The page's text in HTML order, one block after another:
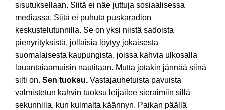
sisutuksellaan. Siitä ei näe juttuja sosiaalisessa
mediassa. Siitä ei puhuta puskaradion
keskustelutunnilla. Se on yksi niistä sadoista
pienyrityksistä, jollaisia löytyy jokaisesta
suomalaisesta kaupungista, joissa kahvia ulkosalla
lauantaiaamuisin nautitaan. Mutta jotakin jännää siinä
silti on. Sen tuoksu. Vastajauhetuista pavuista
valmistetun kahvin tuoksu leijailee sieraimiin sillä
sekunnilla, kun kulmalta käännyn. Paikan päällä